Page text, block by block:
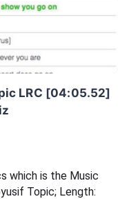
LRC [04:05.52]
which is the Music
Topic; Length: